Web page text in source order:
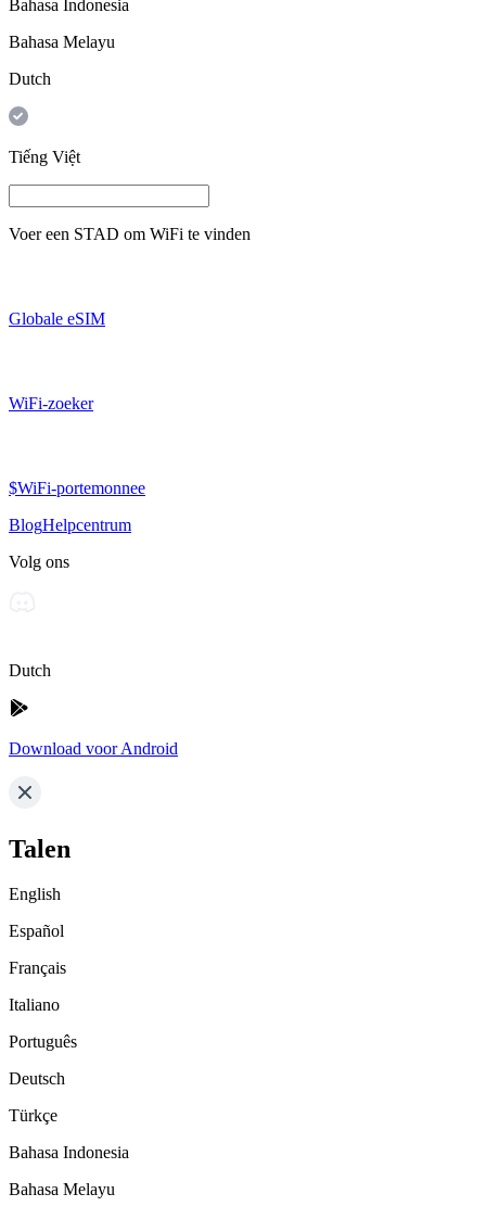
Bahasa Indonesia
Bahasa Melayu
Dutch
Tiếng Việt
Voer een STAD om WiFi te vinden
Globale eSIM
WiFi-zoeker
$WiFi-portemonnee
BlogHelpcentrum
Volg ons
Dutch
Download voor Android
Talen
English
Español
Français
Italiano
Português
Deutsch
Türkçe
Bahasa Indonesia
Bahasa Melayu